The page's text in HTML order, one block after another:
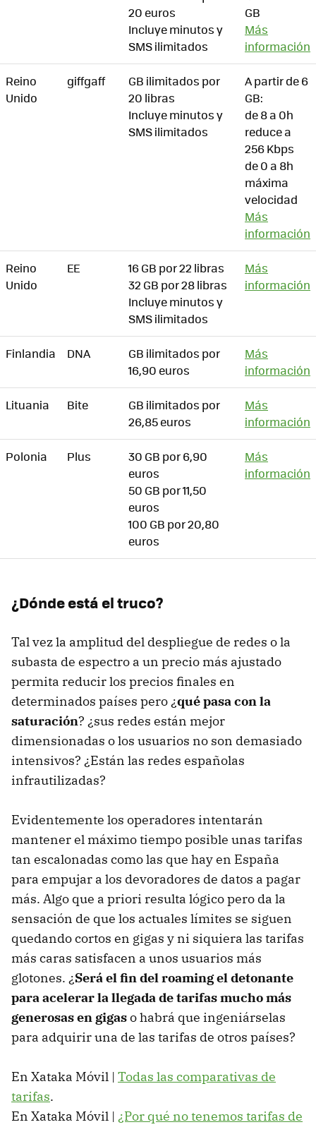
20 euros
Incluye minutos y
SMS ilimitados
GB
Más
información
Reino
Unido
giffgaff
GB ilimitados por
20 libras
Incluye minutos y
SMS ilimitados
A partir de 6
GB:
de 8 a 0h
reduce a
256 Kbps
de 0 a 8h
máxima
velocidad
Más
información
Reino
Unido
EE
16 GB por 22 libras
32 GB por 28 libras
Incluye minutos y
SMS ilimitados
Más
información
Finlandia DNA
GB ilimitados por
16,90 euros
Más
información
Lituania Bite
GB ilimitados por
26,85 euros
Más
información
Polonia Plus
30 GB por 6,90
euros
50 GB por 11,50
euros
100 GB por 20,80
euros
Más
información
¿Dónde está el truco?
Tal vez la amplitud del despliegue de redes o la
subasta de espectro a un precio más ajustado
permita reducir los precios finales en
determinados países pero ¿qué pasa con la
saturación? ¿sus redes están mejor
dimensionadas o los usuarios no son demasiado
intensivos? ¿Están las redes españolas
infrautilizadas?
Evidentemente los operadores intentarán
mantener el máximo tiempo posible unas tarifas
tan escalonadas como las que hay en España
para empujar a los devoradores de datos a pagar
más. Algo que a priori resulta lógico pero da la
sensación de que los actuales límites se siguen
quedando cortos en gigas y ni siquiera las tarifas
más caras satisfacen a unos usuarios más
glotones. ¿Será el fin del roaming el detonante
para acelerar la llegada de tarifas mucho más
generosas en gigaso habrá que ingeniárselas
para adquirir una de las tarifas de otros países?
En Xataka Móvil | Todas las comparativas de
tarifas.
En Xataka Móvil | ¿Por qué no tenemos tarifas de